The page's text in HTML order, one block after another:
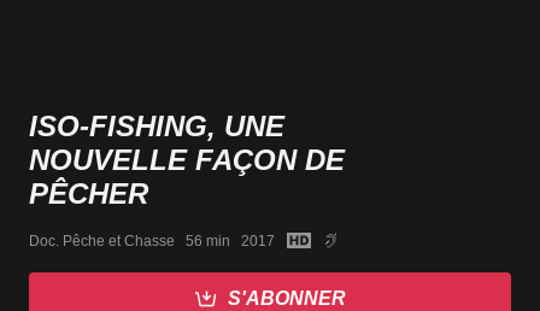
ISO-FISHING, UNE
NOUVELLE FAÇON DE
PÊCHER
Doc. Pêche et Chasse   56 min   2017
S'ABONNER